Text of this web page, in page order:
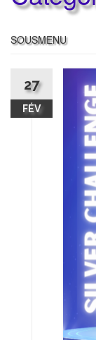
SOUSMENU
27
FÉV